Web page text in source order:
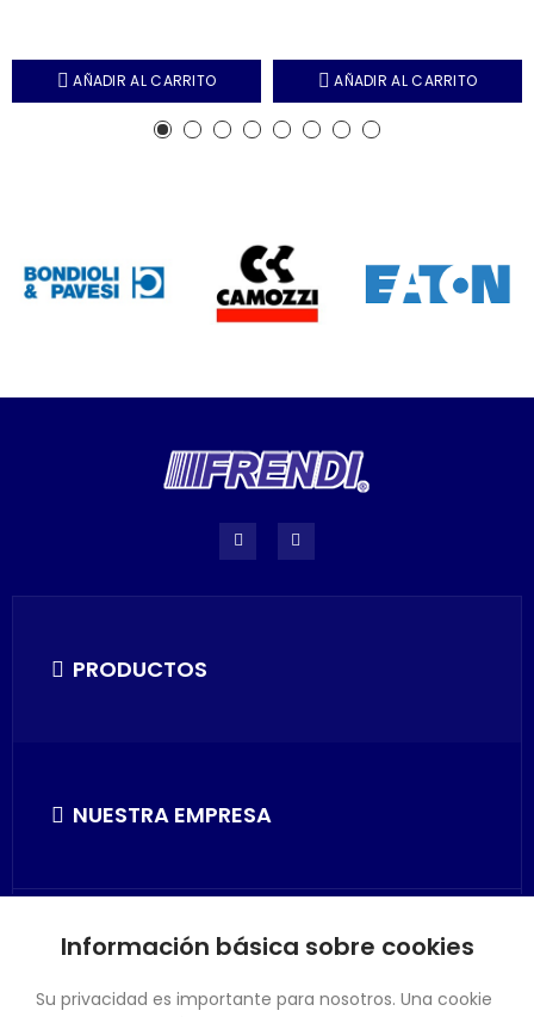
AÑADIR AL CARRITO AÑADIR AL CARRITO
PRODUCTOS
NUESTRA EMPRESA
SU CUENTA
Información básica sobre cookies
Su privacidad es importante para nosotros. Una cookie